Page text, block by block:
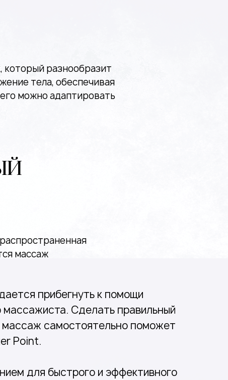
который разнообразит
тела, обеспечивая
можно адаптировать
массаж
прибегнуть к помощи
массажиста. Сделать правильный
массаж самостоятельно поможет
Point.
для быстрого и эффективного